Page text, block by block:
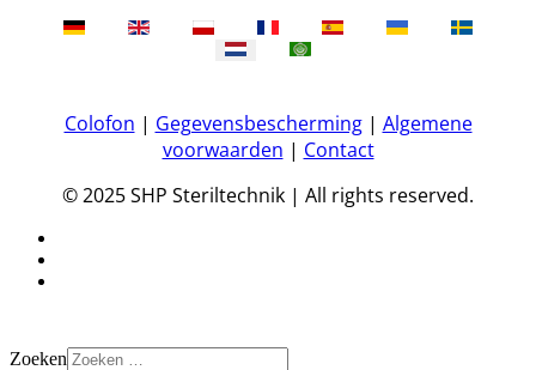
Colofon | Gegevensbescherming| Algemene
voorwaarden | Contact
© 2025 SHP Steriltechnik | All rights reserved.
Zoeken